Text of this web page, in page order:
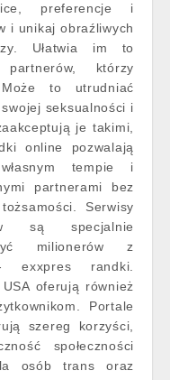
preferencje i
i unikaj obraźliwych
Ułatwia im to
partnerów, którzy
to utrudniać
seksualności i
je takimi,
online pozwalają
tempie i
partnerami bez
Serwisy
są specjalnie
milionerów z
exxpres randki.
oferują również
Portale
szereg korzyści,
społeczności
osób trans oraz